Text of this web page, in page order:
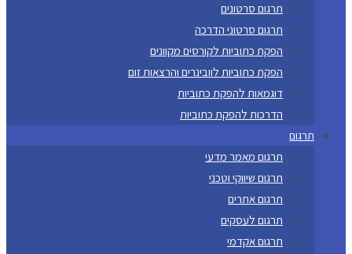
תרגום סרטונים
תרגום סרטוני הדרכה
הפקת כתוביות לקורסים מקוונים
הפקת כתוביות לוובינרים והרצאות זום
דוגמאות להפקת כתוביות
הדרכות להפקת כתוביות
תרגום
תרגום מאמר מדעי
תרגום שיווקי וטכני
תרגום אתרים
תרגום לעסקים
תרגום אקדמי